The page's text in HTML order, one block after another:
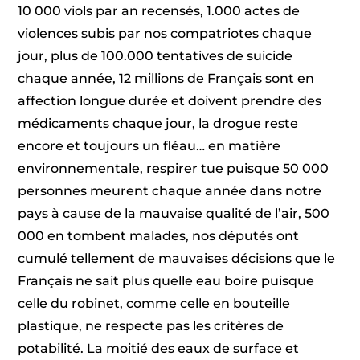
10 000 viols par an recensés, 1.000 actes de
violences subis par nos compatriotes chaque
jour, plus de 100.000 tentatives de suicide
chaque année, 12 millions de Français sont en
affection longue durée et doivent prendre des
médicaments chaque jour, la drogue reste
encore et toujours un fléau… en matière
environnementale, respirer tue puisque 50 000
personnes meurent chaque année dans notre
pays à cause de la mauvaise qualité de l’air, 500
000 en tombent malades, nos députés ont
cumulé tellement de mauvaises décisions que le
Français ne sait plus quelle eau boire puisque
celle du robinet, comme celle en bouteille
plastique, ne respecte pas les critères de
potabilité. La moitié des eaux de surface et